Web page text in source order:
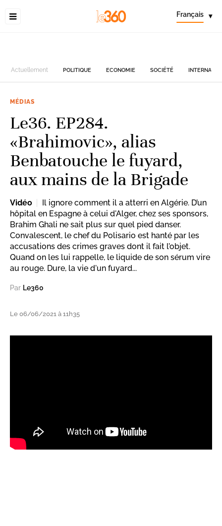
Français ▾
Actuellement POLITIQUE ECONOMIE SOCIÉTÉ
MÉDIAS
Le36. EP284.
«Brahimovic», alias
Benbatouche le fuyard,
aux mains de la Brigade
Vidéo
Il ignore comment il a atterri en Algérie. D’un
hôpital en Espagne à celui d'Alger, chez ses sponsors,
Brahim Ghali ne sait plus sur quel pied danser.
Convalescent, le chef du Polisario est hanté par les
accusations des crimes graves dont il fait l’objet.
Quand on les lui rappelle, le liquide de son sérum vire
au rouge. Dure, la vie d'un fuyard...
Par Le360
Le 06/06/2021 à 11h35